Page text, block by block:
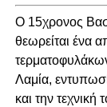
Ο 15χρονος
θεωρείται ένα
Λαμία,
και την